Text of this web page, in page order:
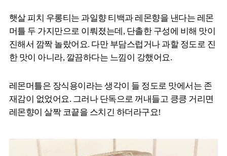
햇살 피치 우롱티는 과일향 티백과 레몬향을 낸다는 레몬
머틀 두 가지만으로 이뤄졌는데, 단촐한 구성에 비해 맛이
진해서 깜짝 놀랐어요. 다만 부담스럽거나 과할 정도로 진
한 맛이 아니라, 깔끔하다는 느낌이 강했어요.
레몬머틀은 장식용이라는 생각이 들 정도로 맛에서는 존
재감이 없었어요. 그러나 단독으로 꺼내들고 킁킁 거리면
레몬향이 살짝 코끝을 스치긴 하더라구요!